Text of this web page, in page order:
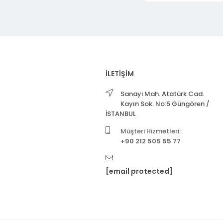
İLETİŞİM
Sanayi Mah. Atatürk Cad.
Kayın Sok. No:5 Güngören /
İSTANBUL
Müşteri Hizmetleri:
+90 212 505 55 77
[email protected]